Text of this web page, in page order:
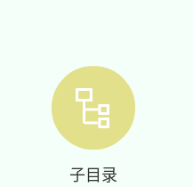
子目录